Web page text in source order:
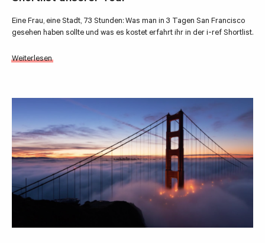
Eine Frau, eine Stadt, 73 Stunden: Was man in 3 Tagen San Francisco
gesehen haben sollte und was es kostet erfahrt ihr in der i-ref Shortlist.
Weiterlesen